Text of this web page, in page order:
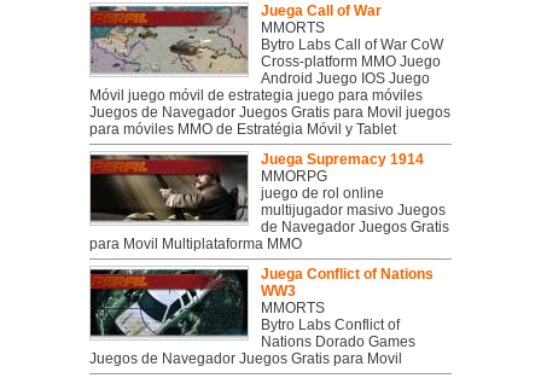
Juega Call of War
MMORTS
Bytro Labs Call of War CoW
Cross-platform MMO Juego
Android Juego IOS Juego
Móvil juego móvil de estrategia juego para móviles
Juegos de Navegador Juegos Gratis para Movil juegos
para móviles MMO de Estratégia Móvil y Tablet
Juega Supremacy 1914
MMORPG
juego de rol online
multijugador masivo Juegos
de Navegador Juegos Gratis
para Movil Multiplataforma MMO
Juega Conflict of Nations
WW3
MMORTS
Bytro Labs Conflict of
Nations Dorado Games
Juegos de Navegador Juegos Gratis para Movil